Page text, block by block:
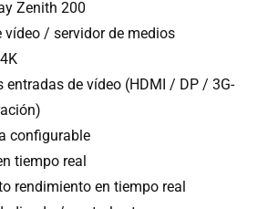
Zenith 200
vídeo / servidor de medios
entradas de vídeo (HDMI / DP / 3G-
configurable
tiempo real
rendimiento en tiempo real